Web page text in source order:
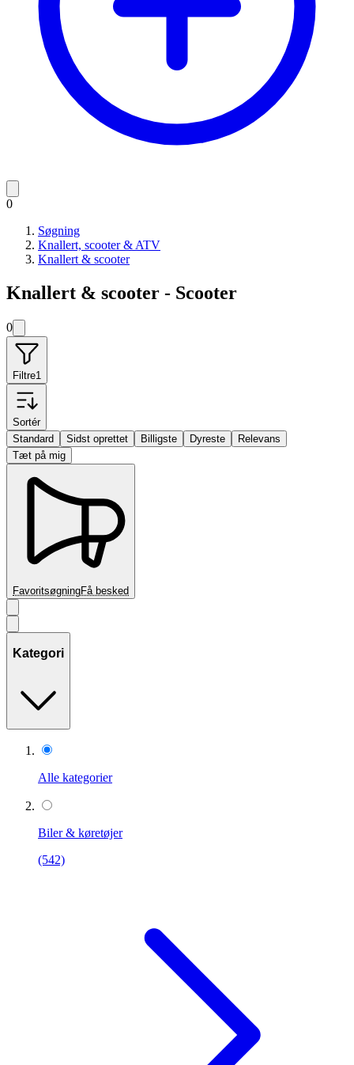
0
Søgning
Knallert, scooter & ATV
Knallert & scooter
Knallert & scooter - Scooter
0
Filtre1
Sortér
Standard
Sidst oprettet Billigste Dyreste
Relevans
Tæt på mig
FavoritsøgningFå besked
Kategori
Alle kategorier
Biler & køretøjer
(542)